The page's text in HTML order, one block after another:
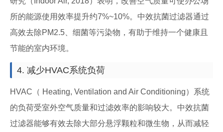
所的能源使用效率提升约7%~10%。中效抗菌过滤器通过
高效去除PM2.5、细菌等污染物，有助于维持一个健康且
节能的室内环境。
4. 减少HVAC系统负荷
HVAC（ Heating, Ventilation and Air Conditioning）系统
的负荷受室外空气质量和过滤效率的影响较大。中效抗菌
过滤器能够有效去除大部分悬浮颗粒和微生物，从而减轻